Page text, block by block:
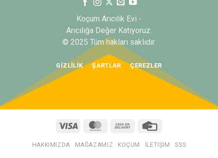
Koçum Arıcılık Evi -
Arıcılığa Değer Katıyoruz.
© 2025 Tüm hakları saklıdır.
GIZLILIK ŞARTLAR ÇEREZLER
Visa MasterCardCash
Delivery
HAKKIMIZDA MAĞAZAMIZ KOÇUM İLETIŞIM SSS